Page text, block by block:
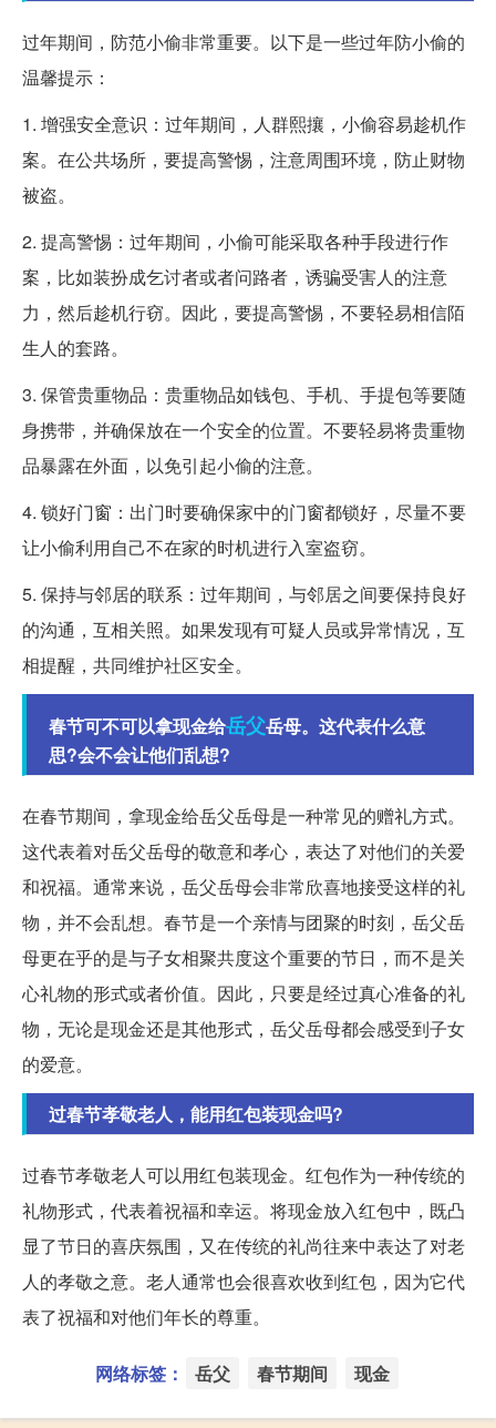
过年期间，防范小偷非常重要。以下是一些过年防小偷的
温馨提示：
1. 增强安全意识：过年期间，人群熙攘，小偷容易趁机作
案。在公共场所，要提高警惕，注意周围环境，防止财物
被盗。
2. 提高警惕：过年期间，小偷可能采取各种手段进行作
案，比如装扮成乞讨者或者问路者，诱骗受害人的注意
力，然后趁机行窃。因此，要提高警惕，不要轻易相信陌
生人的套路。
3. 保管贵重物品：贵重物品如钱包、手机、手提包等要随
身携带，并确保放在一个安全的位置。不要轻易将贵重物
品暴露在外面，以免引起小偷的注意。
4. 锁好门窗：出门时要确保家中的门窗都锁好，尽量不要
让小偷利用自己不在家的时机进行入室盗窃。
5. 保持与邻居的联系：过年期间，与邻居之间要保持良好
的沟通，互相关照。如果发现有可疑人员或异常情况，互
相提醒，共同维护社区安全。
春节可不可以拿现金给岳父岳母。这代表什么意
思?会不会让他们乱想?
在春节期间，拿现金给岳父岳母是一种常见的赠礼方式。
这代表着对岳父岳母的敬意和孝心，表达了对他们的关爱
和祝福。通常来说，岳父岳母会非常欣喜地接受这样的礼
物，并不会乱想。春节是一个亲情与团聚的时刻，岳父岳
母更在乎的是与子女相聚共度这个重要的节日，而不是关
心礼物的形式或者价值。因此，只要是经过真心准备的礼
物，无论是现金还是其他形式，岳父岳母都会感受到子女
的爱意。
过春节孝敬老人，能用红包装现金吗?
过春节孝敬老人可以用红包装现金。红包作为一种传统的
礼物形式，代表着祝福和幸运。将现金放入红包中，既凸
显了节日的喜庆氛围，又在传统的礼尚往来中表达了对老
人的孝敬之意。老人通常也会很喜欢收到红包，因为它代
表了祝福和对他们年长的尊重。
网络标签： 岳父 春节期间 现金